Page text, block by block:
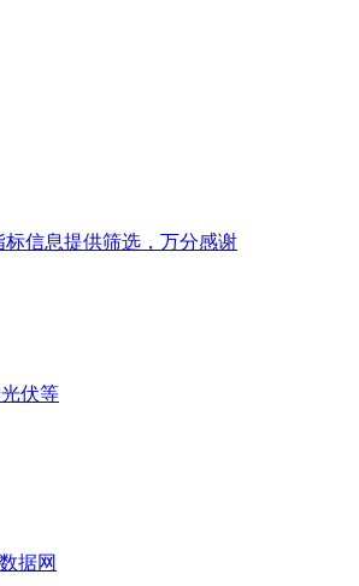
信息提供筛选，万分感谢
伏等
据网